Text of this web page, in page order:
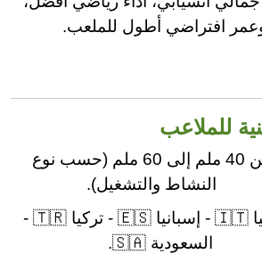
افتراضي أطول للملعب.
للملاعب
من 40 ملم إلى 60 ملم (حسب نوع
النشاط والتشغيل).
إيطاليا 🇮🇹 - إسبانيا 🇪🇸 - تركيا 🇹🇷 -
السعودية 🇸🇦.